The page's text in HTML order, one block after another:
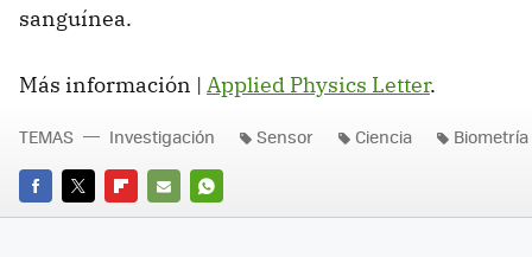
sanguínea.
Más información | Applied Physics Letter.
FACEBOOK
TWITTERFLIPBOARD
E-
WHATSAPP
TEMAS Investigación Sensor Ciencia Biometría